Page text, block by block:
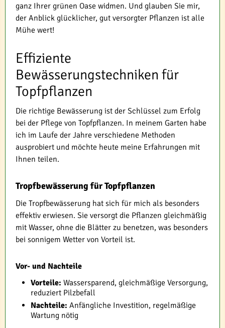
ganz Ihrer grünen Oase widmen. Und glauben Sie mir,
der Anblick glücklicher, gut versorgter Pflanzen ist alle
Mühe wert!
Effiziente
Bewässerungstechniken für
Topfpflanzen
Die richtige Bewässerung ist der Schlüssel zum Erfolg
bei der Pflege von Topfpflanzen. In meinem Garten habe
ich im Laufe der Jahre verschiedene Methoden
ausprobiert und möchte heute meine Erfahrungen mit
Ihnen teilen.
Tropfbewässerung für Topfpflanzen
Die Tropfbewässerung hat sich für mich als besonders
effektiv erwiesen. Sie versorgt die Pflanzen gleichmäßig
mit Wasser, ohne die Blätter zu benetzen, was besonders
bei sonnigem Wetter von Vorteil ist.
Vor- und Nachteile
Vorteile: Wassersparend, gleichmäßige Versorgung,
reduziert Pilzbefall
Nachteile: Anfängliche Investition, regelmäßige
Wartung nötig